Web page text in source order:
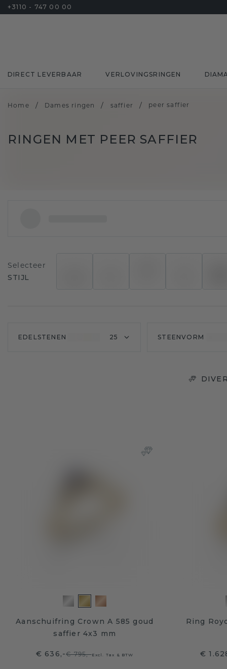
+3110 - 747 00 00
DIRECT LEVERBAAR VERLOVINGSRINGEN
Home / Dames ringen / saffier / peer saffier
RINGEN MET PEER SAFFIER
Selecteer
STIJL
EDELSTENEN 25 STEENVORM
Aanschuifring Crown A 585 goud
saffier 4x3 mm
€ 636,-€ 795,-Excl. Tax & BTW
Ring
€